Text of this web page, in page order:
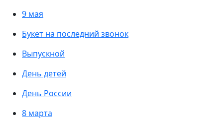
9 мая
Букет на последний звонок
Выпускной
День детей
День России
8 марта